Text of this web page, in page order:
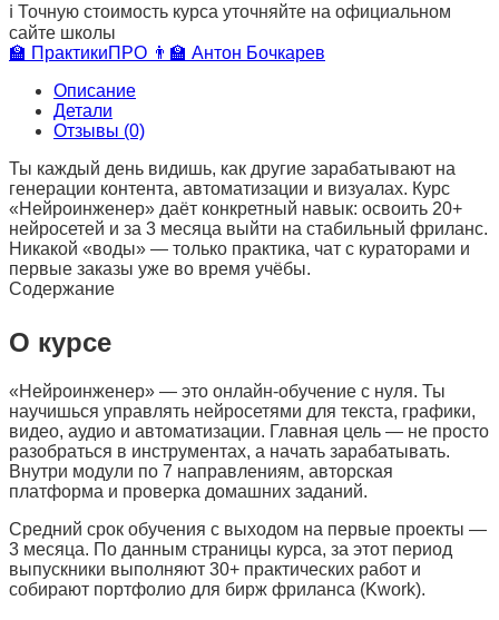
ℹ️ Точную стоимость курса уточняйте на официальном
сайте школы
🏫 ПрактикиПРО 👨‍🏫 Антон Бочкарев
Описание
Детали
Отзывы (0)
Ты каждый день видишь, как другие зарабатывают на
генерации контента, автоматизации и визуалах. Курс
«Нейроинженер» даёт конкретный навык: освоить 20+
нейросетей и за 3 месяца выйти на стабильный фриланс.
Никакой «воды» — только практика, чат с кураторами и
первые заказы уже во время учёбы.
Содержание
О курсе
«Нейроинженер» — это онлайн-обучение с нуля. Ты
научишься управлять нейросетями для текста, графики,
видео, аудио и автоматизации. Главная цель — не просто
разобраться в инструментах, а начать зарабатывать.
Внутри модули по 7 направлениям, авторская
платформа и проверка домашних заданий.
Средний срок обучения с выходом на первые проекты —
3 месяца. По данным страницы курса, за этот период
выпускники выполняют 30+ практических работ и
собирают портфолио для бирж фриланса (Kwork).